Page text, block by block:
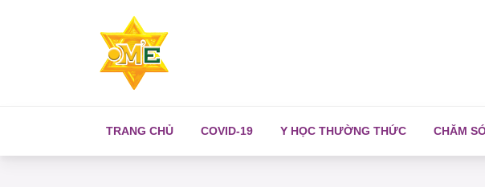
TRANG CHỦ COVID-19 Y HỌC THƯỜNG THỨC CHĂM